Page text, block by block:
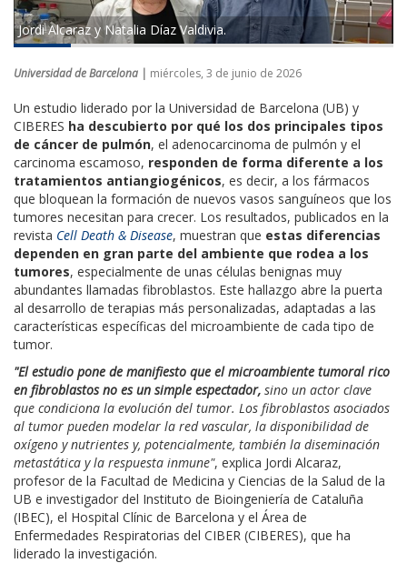
Jordi Alcaraz y Natalia Díaz Valdivia.
Universidad de Barcelona | miércoles, 3 de junio de 2026
Un estudio liderado por la Universidad de Barcelona (UB) y
CIBERES ha descubierto por qué los dos principales tipos
de cáncer de pulmón, el adenocarcinoma de pulmón y el
carcinoma escamoso, responden de forma diferente a los
tratamientos antiangiogénicos, es decir, a los fármacos
que bloquean la formación de nuevos vasos sanguíneos que los
tumores necesitan para crecer. Los resultados, publicados en la
revista Cell Death & Disease, muestran que estas diferencias
dependen en gran parte del ambiente que rodea a los
tumores, especialmente de unas células benignas muy
abundantes llamadas fibroblastos. Este hallazgo abre la puerta
al desarrollo de terapias más personalizadas, adaptadas a las
características específicas del microambiente de cada tipo de
tumor.
"El estudio pone de manifiesto que el microambiente tumoral rico
en fibroblastos no es un simple espectador, sino un actor clave
que condiciona la evolución del tumor. Los fibroblastos asociados
al tumor pueden modelar la red vascular, la disponibilidad de
oxígeno y nutrientes y, potencialmente, también la diseminación
metastática y la respuesta inmune", explica Jordi Alcaraz,
profesor de la Facultad de Medicina y Ciencias de la Salud de la
UB e investigador del Instituto de Bioingeniería de Cataluña
(IBEC), el Hospital Clínic de Barcelona y el Área de
Enfermedades Respiratorias del CIBER (CIBERES), que ha
liderado la investigación.